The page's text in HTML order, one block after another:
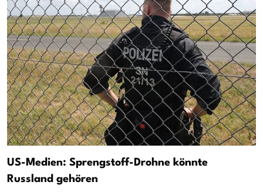
US-Medien: Sprengstoff-Drohne könnte
Russland gehören